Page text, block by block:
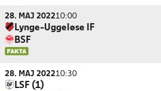
28. MAJ 202210:00
Lynge-Uggeløse IF
BSF
28. MAJ 202210:30
LSF (1)